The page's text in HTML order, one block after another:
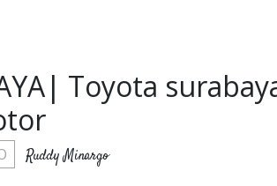
Toyota
Ruddy Minargo